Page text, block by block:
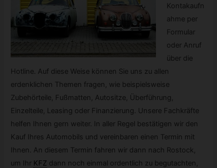
Kontakaufn
ahme per
Formular
oder Anruf
über die
Hotline. Auf diese Weise können Sie uns zu allen
erdenklichen Themen fragen, wie beispielsweise
Zubehörteile, Fußmatten, Autositze, Überführung,
Einzelteile, Leasing oder Finanzierung. Unsere Fachkräfte
helfen Ihnen gern weiter. In aller Regel bestätigen wir den
Kauf Ihres Automobils und vereinbaren einen Termin mit
Ihnen. An diesem Termin fahren wir dann nach Rostock,
um Ihr KFZ dann noch einmal ordentlich zu begutachten,